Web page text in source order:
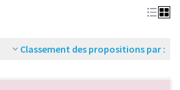
Classement des propositions par :